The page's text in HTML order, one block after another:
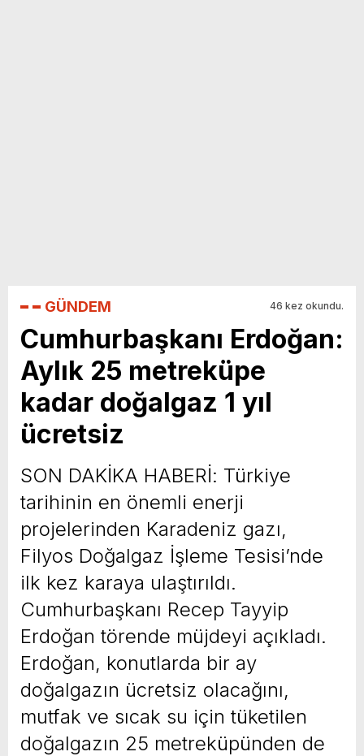
GÜNDEM 46 kez okundu.
Cumhurbaşkanı Erdoğan:
Aylık 25 metreküpe
kadar doğalgaz 1 yıl
ücretsiz
SON DAKİKA HABERİ: Türkiye
tarihinin en önemli enerji
projelerinden Karadeniz gazı,
Filyos Doğalgaz İşleme Tesisi’nde
ilk kez karaya ulaştırıldı.
Cumhurbaşkanı Recep Tayyip
Erdoğan törende müjdeyi açıkladı.
Erdoğan, konutlarda bir ay
doğalgazın ücretsiz olacağını,
mutfak ve sıcak su için tüketilen
doğalgazın 25 metreküpünden de